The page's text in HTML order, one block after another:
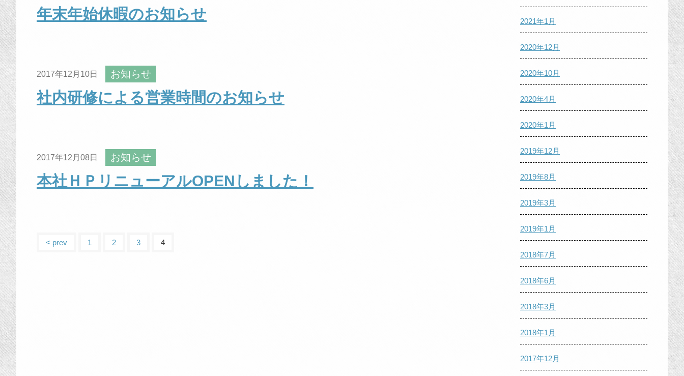
年末年始休暇のお知らせ
2017年12月10日 お知らせ
社内研修による営業時間のお知らせ
2017年12月08日 お知らせ
本社ＨＰリニューアルOPENしました！
< prev 1 2 3 4
2021年1月
2020年12月
2020年10月
2020年4月
2020年1月
2019年12月
2019年8月
2019年3月
2019年1月
2018年7月
2018年6月
2018年3月
2018年1月
2017年12月